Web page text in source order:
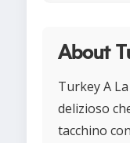
About
Turkey A
delizioso
tacchino